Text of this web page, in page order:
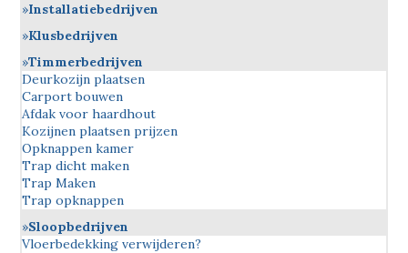
Installatiebedrijven
Klusbedrijven
Timmerbedrijven
Deurkozijn plaatsen
Carport bouwen
Afdak voor haardhout
Kozijnen plaatsen prijzen
Opknappen kamer
Trap dicht maken
Trap Maken
Trap opknappen
Sloopbedrijven
Vloerbedekking verwijderen?